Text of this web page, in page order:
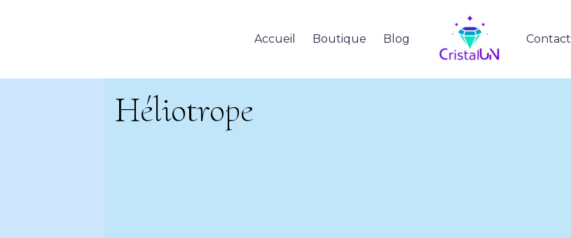
Accueil Boutique Blog Contact
Héliotrope